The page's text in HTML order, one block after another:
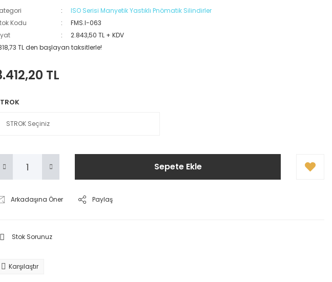
ISO Serisi Manyetik Yastıklı Pnömatik Silindirler
Kodu
FMS.I-063
2.843,50 TL + KDV
TL den başlayan taksitlerle!
TL
Sepete Ekle
Arkadaşına Öner Paylaş
Stok Sorunuz
Karşılaştır